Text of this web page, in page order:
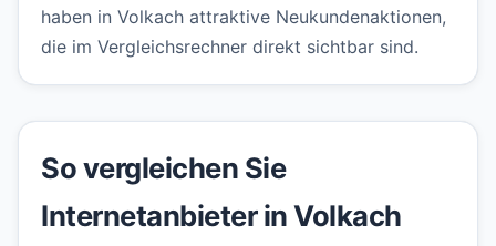
haben in Volkach attraktive Neukundenaktionen,
die im Vergleichsrechner direkt sichtbar sind.
So vergleichen Sie
Internetanbieter in Volkach